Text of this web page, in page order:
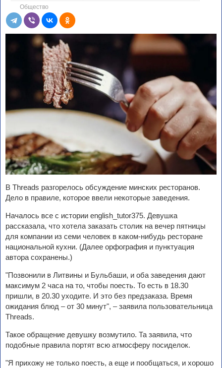
Общество
В Threads разгорелось обсуждение минских ресторанов.
Дело в правиле, которое ввели некоторые заведения.
Началось все с истории english_tutor375. Девушка
рассказала, что хотела заказать столик на вечер пятницы
для компании из семи человек в каком-нибудь ресторане
национальной кухни. (Далее орфография и пунктуация
автора сохранены.)
"Позвонили в Литвины и Бульбаши, и оба заведения дают
максимум 2 часа на то, чтобы поесть. То есть в 18.30
пришли, в 20.30 уходите. И это без предзаказа. Время
ожидания блюд – от 30 минут", – заявила пользовательница
Threads.
Такое обращение девушку возмутило. Та заявила, что
подобные правила портят всю атмосферу посиделок.
"Я прихожу не только поесть, а еще и пообщаться, и хорошо